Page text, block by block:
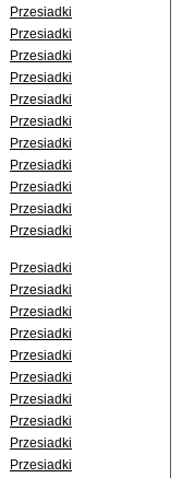
Przesiadki
Przesiadki
Przesiadki
Przesiadki
Przesiadki
Przesiadki
Przesiadki
Przesiadki
Przesiadki
Przesiadki
Przesiadki
Przesiadki
Przesiadki
Przesiadki
Przesiadki
Przesiadki
Przesiadki
Przesiadki
Przesiadki
Przesiadki
Przesiadki